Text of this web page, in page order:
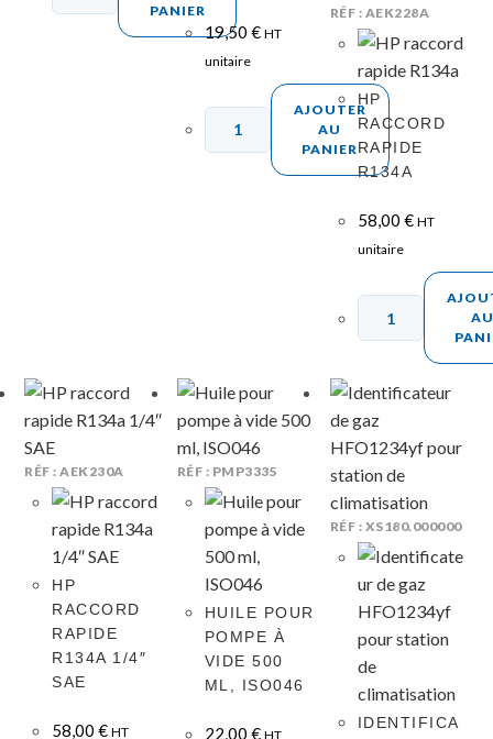
PANIER
19,50 € HT
unitaire
AJOUTER
AU
PANIER
RÉF : AEK228A
HP
RACCORD
RAPIDE
R134A
58,00 € HT
unitaire
AU
RÉF : AEK230A
HP
RACCORD
RAPIDE
R134A 1/4″
SAE
58,00€ HT
RÉF : PMP3335
HUILE POUR
POMPE À
VIDE 500
ML, ISO046
22,00 € HT
RÉF : XS180.000000
IDENTIFICA